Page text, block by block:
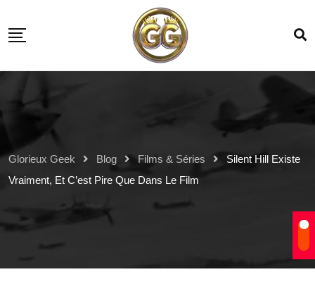
Glorieux Geek Blog Films & Séries
Silent Hill Existe
Vraiment, Et C’est Pire Que Dans Le Film